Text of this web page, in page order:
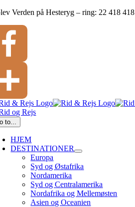
Skip
content
Verden på Hesteryg – ring: 22 418 418
to...
HJEM
DESTINATIONER
Europa
Syd og Østafrika
Nordamerika
Syd og Centralamerika
Nordafrika og Mellemøsten
Asien og Oceanien